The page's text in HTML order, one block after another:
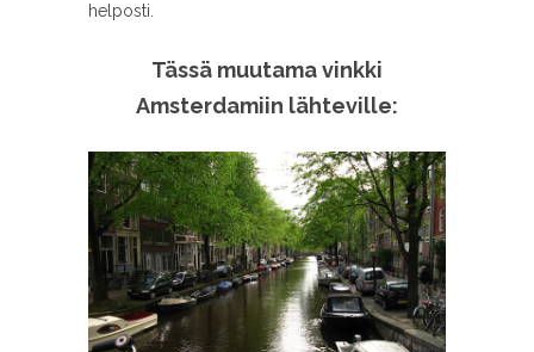
helposti.
Tässä muutama vinkki
Amsterdamiin lähteville: